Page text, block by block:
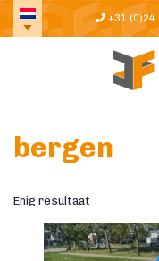
+31 (0)24
bergen
Enig resultaat